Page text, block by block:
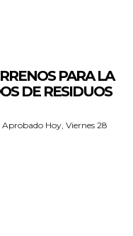
PARA LA
DE RESIDUOS
Hoy, Viernes 28